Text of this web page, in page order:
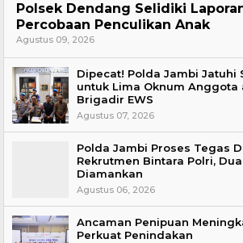
Polsek Dendang Selidiki
Percobaan Penculikan Anak
Agustus 09, 2026
Dipecat! Polda Jambi Jatuhi
untuk Lima Oknum Anggota
Brigadir EWS
Agustus 07, 2026
Polda Jambi Proses Tegas
Rekrutmen Bintara Polri,
Diamankan
Agustus 06, 2026
Ancaman Penipuan
Perkuat Penindakan